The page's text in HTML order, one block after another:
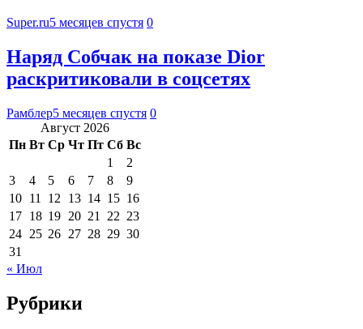
Super.ru5 месяцев спустя 0
Наряд Собчак на показе Dior
раскритиковали в соцсетях
Рамблер5 месяцев спустя 0
Август 2026
Пн Вт Ср Чт Пт Сб Вс
1
2
3
4 5 6 7 8
9
10 11 12 13 14 15 16
17 18 19 20 21 22 23
24 25 26 27 28 29 30
31
« Июл
Рубрики